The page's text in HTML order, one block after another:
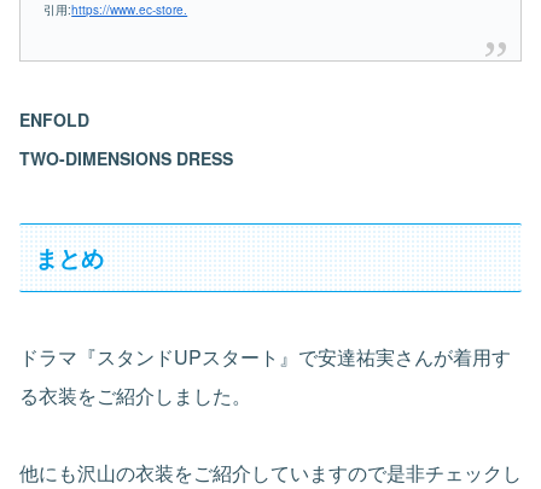
引用:https://www.ec-store.
ENFOLD
TWO-DIMENSIONS DRESS
まとめ
ドラマ『スタンドUPスタート』で安達祐実さんが着用す
る衣装をご紹介しました。
他にも沢山の衣装をご紹介していますので是非チェックし